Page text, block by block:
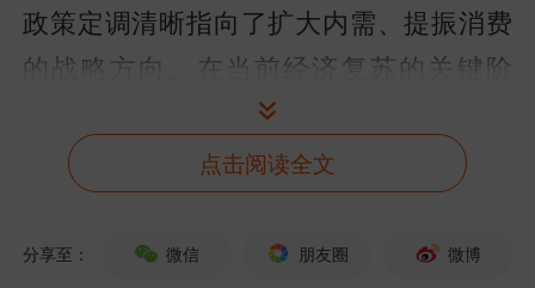
政策定调清晰指向了扩大内需、提振消费
的战略方向。在当前经济复苏的关键阶
段，政策对消费和服务业的倾斜，有望直
接利好食品饮料、家电、旅游、零售等大
消费板块。市场预期后续或有更具体的促
消费措施落地，为相关行业带来业绩改善
点击阅读全文
分享至： 微信 朋友圈 微博